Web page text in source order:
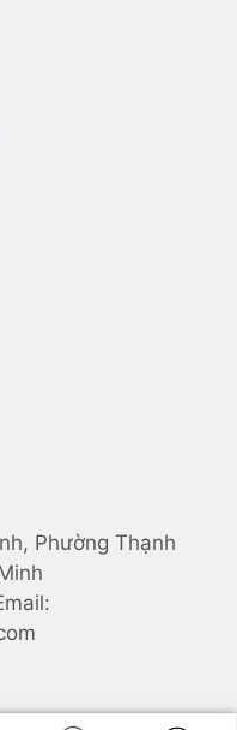
Phường Thạnh
. All rights reserved. -